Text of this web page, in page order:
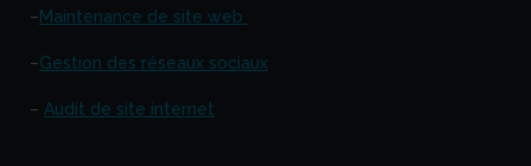
–Maintenance de site web
–Gestion des réseaux sociaux
– Audit de site internet